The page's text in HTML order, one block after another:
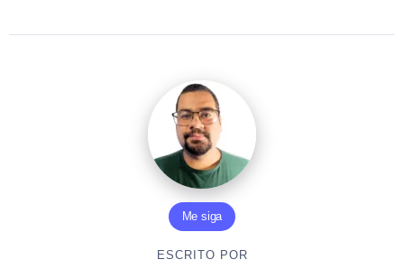
Me siga
ESCRITO POR